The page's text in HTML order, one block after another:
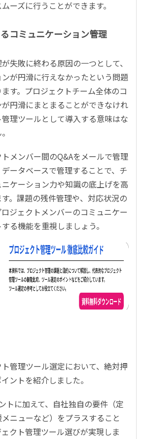
ーズに行うことができます。
コミュニケーション管理
失敗に終わる原因の一つとして、
が円滑に行えなかったという問題
す。プロジェクトチーム全体のコ
円滑にまとまることができなけれ
理ツールとして導入する意味はな
メンバー間のQ&Aをメールで管理
ータベースで管理することで、チ
ケーション力や知識の底上げを高
。課題の残件管理や、対応状況の
ジェクトメンバーのコミュニケー
る機能を重視しましょう。
管理ツール選定において、絶対押
ントを紹介しました。
トに加えて、自社独自の要件（定
ニューなど）をプラスすること
クト管理ツール選びが実現しま